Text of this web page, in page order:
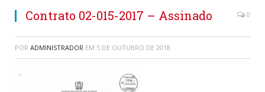
Contrato 02-015-2017 – Assinado 0
POR ADMINISTRADOR EM 5 DE OUTUBRO DE 2018